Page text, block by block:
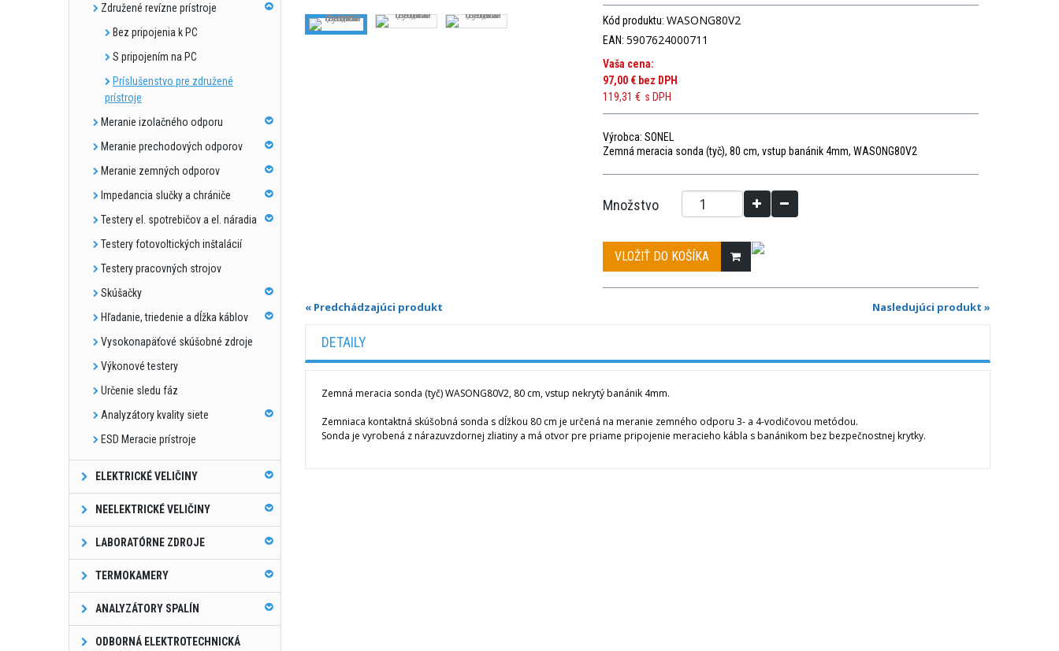
Združené revízne prístroje
Bez pripojenia k PC
S pripojením na PC
Príslušenstvo pre združené
prístroje
Meranie izolačného odporu
Meranie prechodových odporov
Meranie zemných odporov
Impedancia slučky a chrániče
Testery el. spotrebičov a el. náradia
Testery fotovoltických inštalácií
Testery pracovných strojov
Skúšačky
Hľadanie, triedenie a dĺžka káblov
Vysokonapäťové skúšobné zdroje
Výkonové testery
Určenie sledu fáz
Analyzátory kvality siete
ESD Meracie prístroje
ELEKTRICKÉ VELIČINY
NEELEKTRICKÉ VELIČINY
LABORATÓRNE ZDROJE
TERMOKAMERY
ANALYZÁTORY SPALÍN
ODBORNÁ ELEKTROTECHNICKÁ
Kód produktu: WASONG80V2
EAN: 5907624000711
Vaša cena:
97,00 € bez DPH
119,31 € s DPH
Výrobca: SONEL
Zemná meracia sonda (tyč), 80 cm, vstup banánik 4mm, WASONG80V2
Množstvo
VLOŽIŤ DO KOŠÍKA
« Predchádzajúci produkt Nasledujúci produkt »
DETAILY
Zemná meracia sonda (tyč) WASONG80V2, 80 cm, vstup nekrytý banánik 4mm.
Zemniaca kontaktná skúšobná sonda s dĺžkou 80 cm je určená na meranie zemného odporu 3- a 4-vodičovou metódou.
Sonda je vyrobená z nárazuvzdornej zliatiny a má otvor pre priame pripojenie meracieho kábla s banánikom bez bezpečnostnej krytky.